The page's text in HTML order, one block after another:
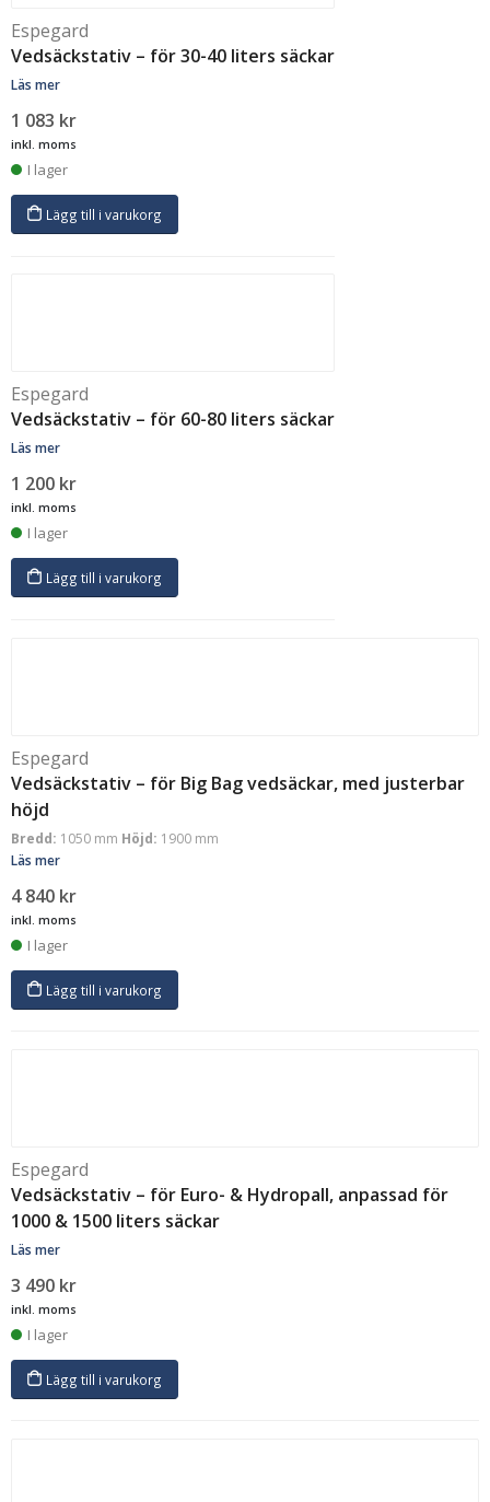
Espegard
Vedsäckstativ – för 30-40 liters säckar
Läs mer
1 083 kr
inkl. moms
I lager
Lägg till i varukorg
Espegard
Vedsäckstativ – för 60-80 liters säckar
Läs mer
1 200 kr
inkl. moms
I lager
Lägg till i varukorg
Espegard
Vedsäckstativ – för Big Bag vedsäckar, med justerbar
höjd
Bredd: 1050 mm Höjd: 1900 mm
Läs mer
4 840 kr
inkl. moms
I lager
Lägg till i varukorg
Espegard
Vedsäckstativ – för Euro- & Hydropall, anpassad för
1000 & 1500 liters säckar
Läs mer
3 490 kr
inkl. moms
I lager
Lägg till i varukorg